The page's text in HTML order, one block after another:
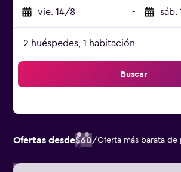
vie. 14/8 - sáb.
2 huéspedes, 1 habitación
Buscar
Ofertas desde$60/Oferta más barata